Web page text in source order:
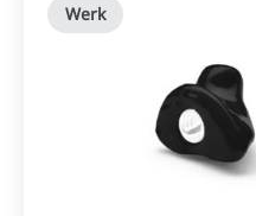
Werk